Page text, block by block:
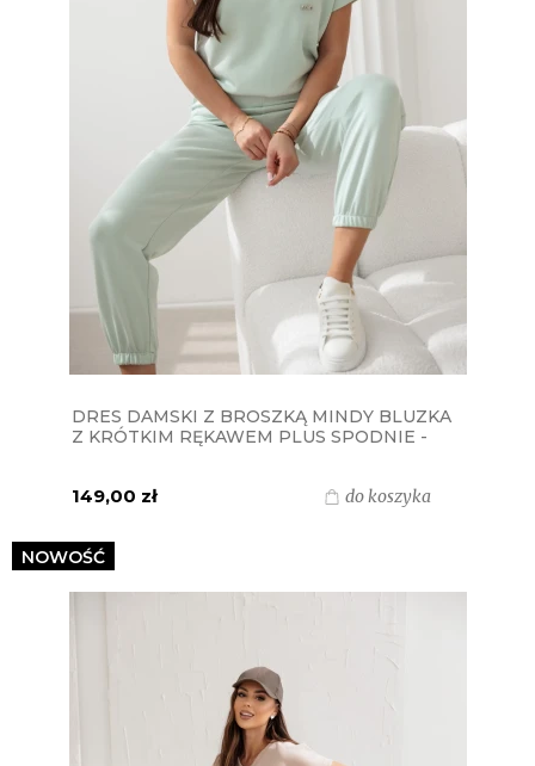
DRES DAMSKI Z BROSZKĄ MINDY BLUZKA
Z KRÓTKIM RĘKAWEM PLUS SPODNIE -
149,00 zł do koszyka
NOWOŚĆ